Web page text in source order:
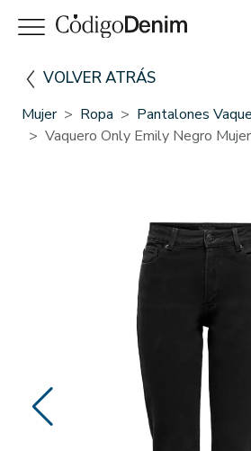
VOLVER ATRÁS
Mujer Ropa
Pantalones
Vaquero Only Emily Negro